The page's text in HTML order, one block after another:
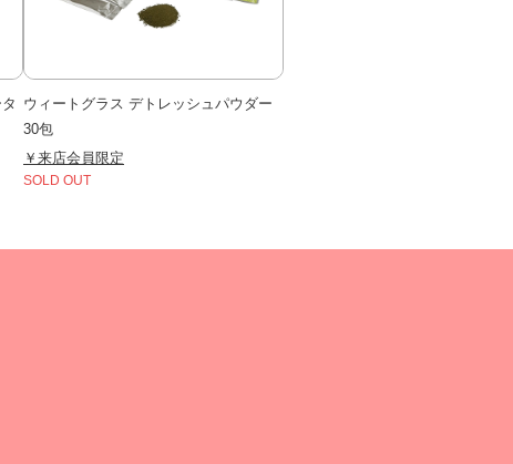
ウィートグラス デトレッシュパウダー
30包
￥来店会員限定
SOLD OUT